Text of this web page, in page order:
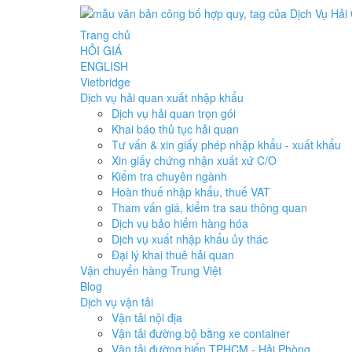
Trang chủ
HỎI GIÁ
ENGLISH
Vietbridge
Dịch vụ hải quan xuất nhập khẩu
Dịch vụ hải quan trọn gói
Khai báo thủ tục hải quan
Tư vấn & xin giấy phép nhập khẩu - xuất khẩu
Xin giấy chứng nhận xuất xứ C/O
Kiểm tra chuyên ngành
Hoàn thuế nhập khẩu, thuế VAT
Tham vấn giá, kiểm tra sau thông quan
Dịch vụ bảo hiểm hàng hóa
Dịch vụ xuất nhập khẩu ủy thác
Đại lý khai thuê hải quan
Vận chuyển hàng Trung Việt
Blog
Dịch vụ vận tải
Vận tải nội địa
Vận tải đường bộ bằng xe container
Vận tải đường biển TPHCM - Hải Phòng